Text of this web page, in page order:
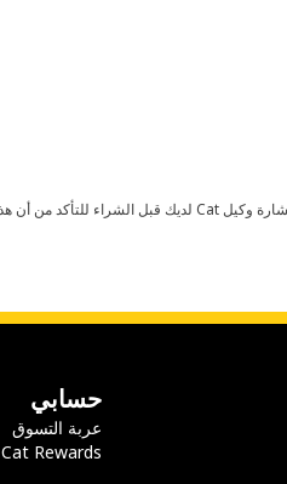
حسابي
عربة التسوق
Cat Rewards